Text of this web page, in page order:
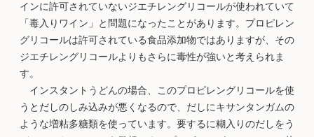
インに許可されていないジエチレングリコールが使われていて
「毒入りワイン」と問題になったことがあります。プロピレン
グリコールは許可されている食品添加物ではありますが、その
ジエチレングリコールよりもさらに毒性が強いと考えられま
す。
インスタントうどんの場合、このプロピレングリコールを使
うとだしのしみ込みが悪くなるので、だしにキサンタンガムの
ような増粘多糖類を使っています。要するに糊入りのだしをう